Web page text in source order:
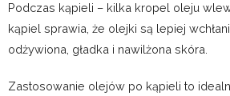
Podczas kąpieli – kilka kropel oleju
kąpiel sprawia, że olejki są lepiej
odżywiona, gładka i nawilżona skóra.
Zastosowanie olejów po kąpieli to